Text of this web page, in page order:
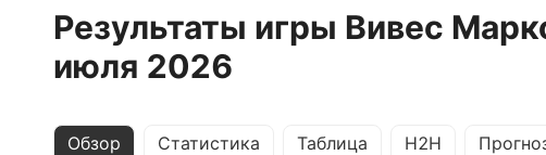
Результаты игры Вивес
июля 2026
Обзор Статистика Таблица H2H